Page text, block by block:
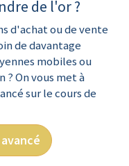
de l'or ?
d'achat ou de vente
de davantage
mobiles ou
? On vous met à
sur le cours de